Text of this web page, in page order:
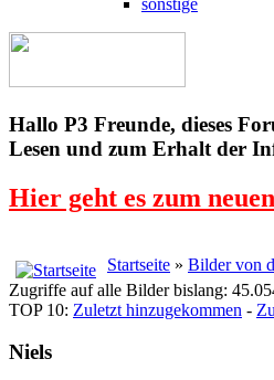
sonstige
Hallo P3 Freunde, dieses
Lesen und zum Erhalt der
Hier geht es zum
Startseite » Bilder von
Zugriffe auf alle Bilder bislang:
TOP 10: Zuletzt hinzugekommen -
Niels